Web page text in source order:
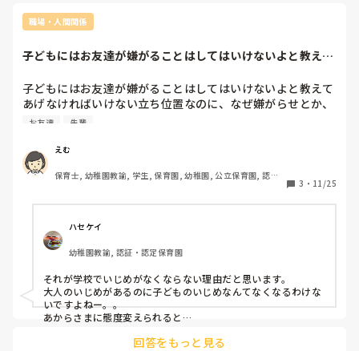
17を消して5にするだけの作業。なぜこれをわざわざ書き直
させるの？って思ったんです。これ、別に仕事覚えてないか
らミスした、訳ではなく、毎日記入する中でのうっかりで
す。仕事を覚えられてないからやり直させるのは指導として
正しいと思いますが、一瞬で終わるような訂正もやってあげ
ないなんて心が狭いなって感じます。これはおかしい考え方
ですかね？
わざ調べてるってことです。そのシフト確認する時間がある
なら書き換えた方が早いのに。
ちなみに、「ここも別の人が書き間違えてるから後で言っと
書き換えておきました。
間違いをほっとくのも違うかなと思うので、伝えるのは必要
気をつけてね。」で良くないですか？
こんなに心が冷たい人が保育士してるってのにゾッとしま
す。大人にも優しくしなよ…と。しかもそれが副主任ってい
職場・人間関係
子どもにはお友達が嫌がることはしてはいけないよと教えて
子どもにはお友達が嫌がることはしてはいけないよと教えて
あげなければいけない立ち位置なのに、なぜ嫌がらせとか、
いびりとかがあるのでしょうか……不思議でたまりません。
に人によって態度を変える人ってなんなんでしょうか……こ
ちらとしても疲れます……。毎日顔色みて保育をするのも嫌
です。。
その先生は先輩への媚び方が凄く、私が話しかけるとあから
さまに態度を変えてきます。
先輩には甲高い声で話しかけるのに私が話しかけると
一気にトーンが下がります。笑 正直怖いし気を遣うのに疲れ
てしまいます。あと半年もないうちに今のクラスは終わるの
でもう少しの辛抱！と思って耐えていますが皆さんはあから
さまに態度を変えられた時どうしてますか？
お友達 先輩
えむ
保育士, 幼稚園教諭, 学生, 保育園, 幼稚園, 公立保育園, 認可
3 ・ 11/25
ハセケイ
幼稚園教諭, 認証・認定保育園
それが学校でいじめがなくならない理由だと思います。
大人のいじめがあるのに子どものいじめなんてなくなるわけな
いですよねー。。
あからさまに態度変えられると
回答をもっと見る